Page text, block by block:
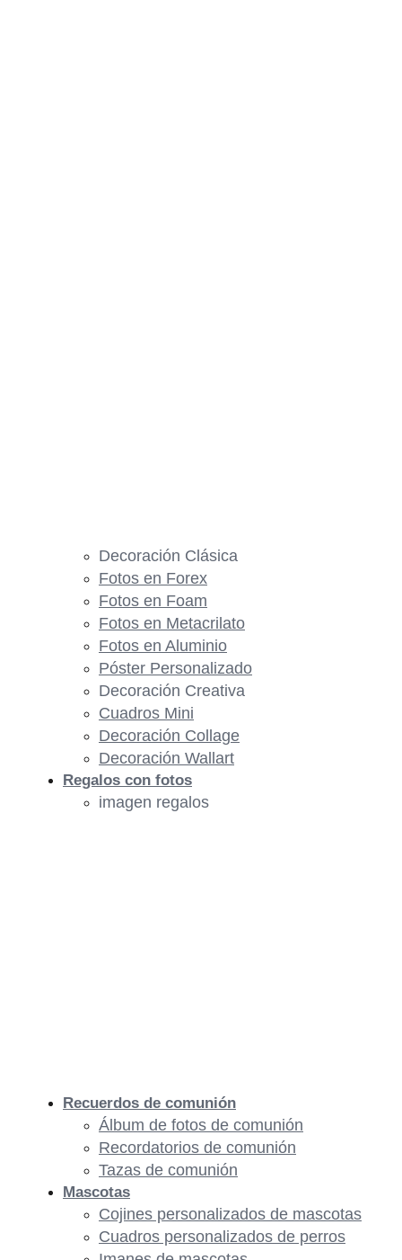
Decoración Clásica
Fotos en Forex
Fotos en Foam
Fotos en Metacrilato
Fotos en Aluminio
Póster Personalizado
Decoración Creativa
Cuadros Mini
Decoración Collage
Decoración Wallart
Regalos con fotos
imagen regalos
Recuerdos de comunión
Álbum de fotos de comunión
Recordatorios de comunión
Tazas de comunión
Mascotas
Cojines personalizados de mascotas
Cuadros personalizados de perros